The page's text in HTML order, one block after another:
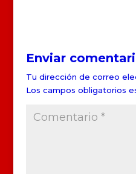
Enviar
Tu dirección de correo
Los campos obligatorios